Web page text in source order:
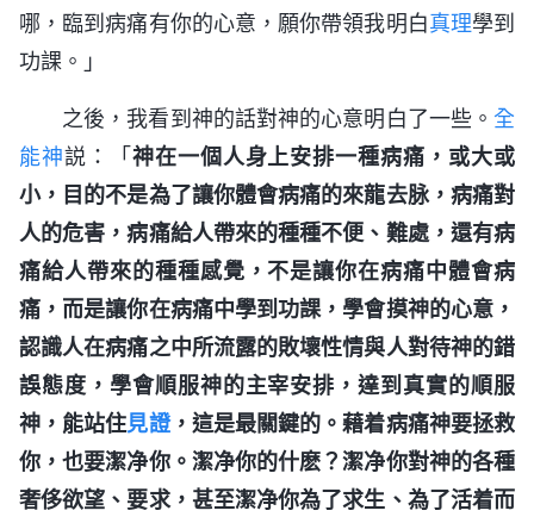
哪，臨到病痛有你的心意，願你帶領我明白真理學到
功課。」
之後，我看到神的話對神的心意明白了一些。 全
能神説：「神在一個人身上安排一種病痛，或大或
小，目的不是為了讓你體會病痛的來龍去脉，病痛對
人的危害，病痛給人帶來的種種不便、難處，還有病
痛給人帶來的種種感覺，不是讓你在病痛中體會病
痛，而是讓你在病痛中學到功課，學會摸神的心意，
認識人在病痛之中所流露的敗壞性情與人對待神的錯
誤態度，學會順服神的主宰安排，達到真實的順服
神，能站住見證，這是最關鍵的。藉着病痛神要拯救
你，也要潔净你。潔净你的什麽？潔净你對神的各種
奢侈欲望、要求，甚至潔净你為了求生、為了活着而